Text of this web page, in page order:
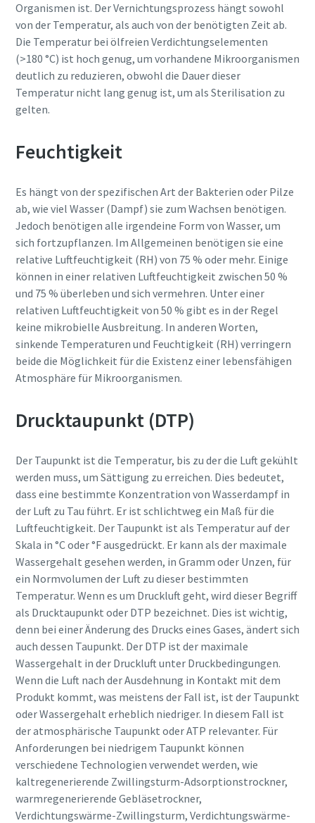
Jetzt per Email anfordern
Organismen ist. Der Vernichtungsprozess hängt sowohl
von der Temperatur, als auch von der benötigten Zeit ab.
Die Temperatur bei ölfreien Verdichtungselementen
(>180 °C) ist hoch genug, um vorhandene Mikroorganismen
deutlich zu reduzieren, obwohl die Dauer dieser
Temperatur nicht lang genug ist, um als Sterilisation zu
gelten.
Feuchtigkeit
Es hängt von der spezifischen Art der Bakterien oder Pilze
ab, wie viel Wasser (Dampf) sie zum Wachsen benötigen.
Jedoch benötigen alle irgendeine Form von Wasser, um
sich fortzupflanzen. Im Allgemeinen benötigen sie eine
relative Luftfeuchtigkeit (RH) von 75 % oder mehr. Einige
können in einer relativen Luftfeuchtigkeit zwischen 50 %
und 75 % überleben und sich vermehren. Unter einer
relativen Luftfeuchtigkeit von 50 % gibt es in der Regel
keine mikrobielle Ausbreitung. In anderen Worten,
sinkende Temperaturen und Feuchtigkeit (RH) verringern
beide die Möglichkeit für die Existenz einer lebensfähigen
Atmosphäre für Mikroorganismen.
Drucktaupunkt (DTP)
Der Taupunkt ist die Temperatur, bis zu der die Luft gekühlt
werden muss, um Sättigung zu erreichen. Dies bedeutet,
dass eine bestimmte Konzentration von Wasserdampf in
der Luft zu Tau führt. Er ist schlichtweg ein Maß für die
Luftfeuchtigkeit. Der Taupunkt ist als Temperatur auf der
Skala in °C oder °F ausgedrückt. Er kann als der maximale
Wassergehalt gesehen werden, in Gramm oder Unzen, für
ein Normvolumen der Luft zu dieser bestimmten
Temperatur. Wenn es um Druckluft geht, wird dieser Begriff
als Drucktaupunkt oder DTP bezeichnet. Dies ist wichtig,
denn bei einer Änderung des Drucks eines Gases, ändert sich
auch dessen Taupunkt. Der DTP ist der maximale
Wassergehalt in der Druckluft unter Druckbedingungen.
Wenn die Luft nach der Ausdehnung in Kontakt mit dem
Produkt kommt, was meistens der Fall ist, ist der Taupunkt
oder Wassergehalt erheblich niedriger. In diesem Fall ist
der atmosphärische Taupunkt oder ATP relevanter. Für
Anforderungen bei niedrigem Taupunkt können
verschiedene Technologien verwendet werden, wie
kaltregenerierende Zwillingsturm-Adsorptionstrockner,
warmregenerierende Gebläsetrockner,
Verdichtungswärme-Zwillingsturm, Verdichtungswärme-